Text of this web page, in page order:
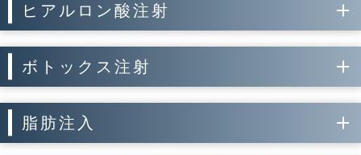
ヒアルロン酸注射
ボトックス注射
脂肪注入